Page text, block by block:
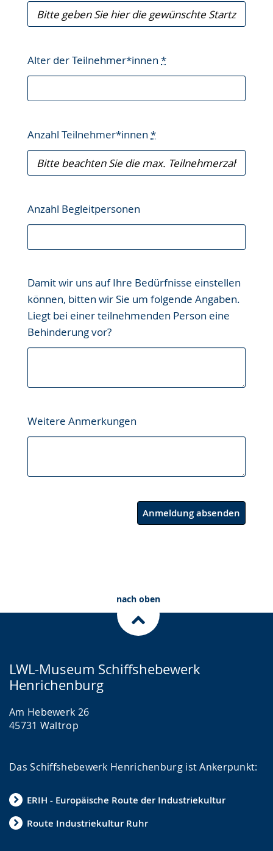
Alter der Teilnehmer*innen *
Anzahl Teilnehmer*innen *
Anzahl Begleitpersonen
Damit wir uns auf Ihre Bedürfnisse einstellen
können, bitten wir Sie um folgende Angaben.
Liegt bei einer teilnehmenden Person eine
Behinderung vor?
Weitere Anmerkungen
Anmeldung absenden
nach oben
LWL-Museum Schiffshebewerk
Henrichenburg
Am Hebewerk 26
45731 Waltrop
Das Schiffshebewerk Henrichenburg ist Ankerpunkt:
ERIH - Europäische Route der Industriekultur
Route Industriekultur Ruhr